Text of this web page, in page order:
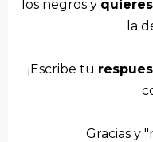
los negros y
la
¡Escribe tu
Gracias y